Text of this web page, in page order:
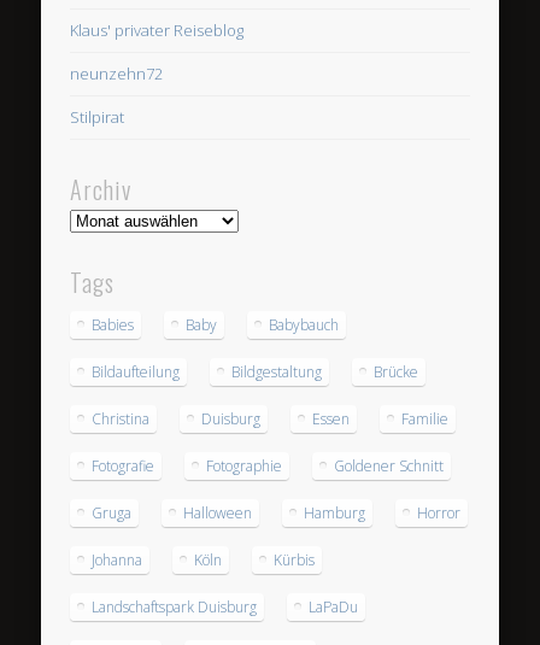
Klaus' privater Reiseblog
neunzehn72
Stilpirat
Archiv
Archiv
Tags
Babies Baby Babybauch
Bildaufteilung Bildgestaltung Brücke
Christina Duisburg Essen Familie
Fotografie Fotographie Goldener Schnitt
Gruga Halloween Hamburg Horror
Johanna Köln Kürbis
Landschaftspark Duisburg LaPaDu